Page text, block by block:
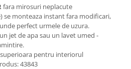
fara mirosuri neplacute
se monteaza instant fara modificari,
perfect urmele de uzura.
jet de apa sau un lavet umed -
pentru interiorul
43843